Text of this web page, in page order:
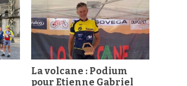
La volcane : Podium
pour Etienne Gabriel